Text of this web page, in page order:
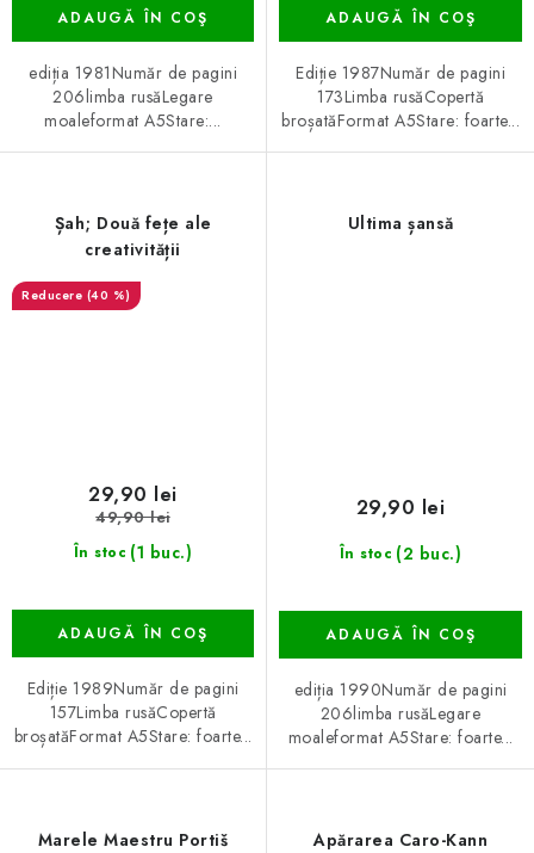
ADAUGĂ ÎN COŞ
ediția 1981Număr de pagini
206limba rusăLegare
moaleformat A5Stare:...
ADAUGĂ ÎN COŞ
Ediție 1987Număr de pagini
173Limba rusăCopertă
broșatăFormat A5Stare: foarte...
Șah; Două fețe ale
creativității
(40 %)
În stoc (1 buc.)
29,90 lei
49,90 lei
ADAUGĂ ÎN COŞ
Ediție 1989Număr de pagini
157Limba rusăCopertă
broșatăFormat A5Stare: foarte...
Ultima șansă
În stoc (2 buc.)
29,90 lei
ADAUGĂ ÎN COŞ
ediția 1990Număr de pagini
206limba rusăLegare
moaleformat A5Stare: foarte...
Marele Maestru Portiš Apărarea Caro-Kann